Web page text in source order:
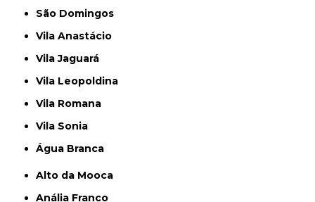
São Domingos
Vila Anastácio
Vila Jaguará
Vila Leopoldina
Vila Romana
Vila Sonia
Água Branca
Alto da Mooca
Anália Franco